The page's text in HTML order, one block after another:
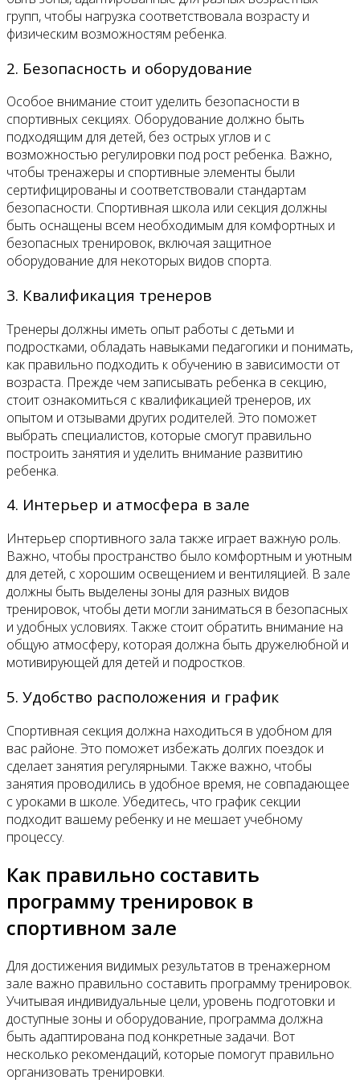
групп, чтобы нагрузка соответствовала возрасту и
физическим возможностям ребенка.
2. Безопасность и оборудование
Особое внимание стоит уделить безопасности в
спортивных секциях. Оборудование должно быть
подходящим для детей, без острых углов и с
возможностью регулировки под рост ребенка. Важно,
чтобы тренажеры и спортивные элементы были
сертифицированы и соответствовали стандартам
безопасности. Спортивная школа или секция должны
быть оснащены всем необходимым для комфортных и
безопасных тренировок, включая защитное
оборудование для некоторых видов спорта.
3. Квалификация тренеров
Тренеры должны иметь опыт работы с детьми и
подростками, обладать навыками педагогики и понимать,
как правильно подходить к обучению в зависимости от
возраста. Прежде чем записывать ребенка в секцию,
стоит ознакомиться с квалификацией тренеров, их
опытом и отзывами других родителей. Это поможет
выбрать специалистов, которые смогут правильно
построить занятия и уделить внимание развитию
ребенка.
4. Интерьер и атмосфера в зале
Интерьер спортивного зала также играет важную роль.
Важно, чтобы пространство было комфортным и уютным
для детей, с хорошим освещением и вентиляцией. В зале
должны быть выделены зоны для разных видов
тренировок, чтобы дети могли заниматься в безопасных
и удобных условиях. Также стоит обратить внимание на
общую атмосферу, которая должна быть дружелюбной и
мотивирующей для детей и подростков.
5. Удобство расположения и график
Спортивная секция должна находиться в удобном для
вас районе. Это поможет избежать долгих поездок и
сделает занятия регулярными. Также важно, чтобы
занятия проводились в удобное время, не совпадающее
с уроками в школе. Убедитесь, что график секции
подходит вашему ребенку и не мешает учебному
процессу.
Как правильно составить
программу тренировок в
спортивном зале
Для достижения видимых результатов в тренажерном
зале важно правильно составить программу тренировок.
Учитывая индивидуальные цели, уровень подготовки и
доступные зоны и оборудование, программа должна
быть адаптирована под конкретные задачи. Вот
несколько рекомендаций, которые помогут правильно
организовать тренировки.